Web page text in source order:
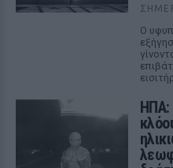
Ο
ΗΠΑ: